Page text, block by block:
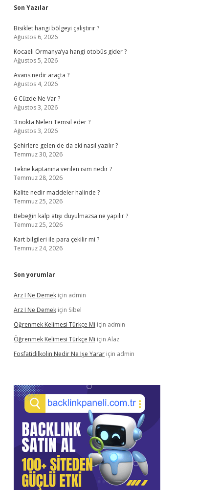
Sidebar
Son Yazılar
Bisiklet hangi bölgeyi çalıştırır ?
Ağustos 6, 2026
Kocaeli Ormanya’ya hangi otobüs gider ?
Ağustos 5, 2026
Avans nedir araçta ?
Ağustos 4, 2026
6 Cüzde Ne Var ?
Ağustos 3, 2026
3 nokta Neleri Temsil eder ?
Ağustos 3, 2026
Şehirlere gelen de da eki nasıl yazılır ?
Temmuz 30, 2026
Tekne kaptanına verilen isim nedir ?
Temmuz 28, 2026
Kalite nedir maddeler halinde ?
Temmuz 25, 2026
Bebeğin kalp atışı duyulmazsa ne yapılır ?
Temmuz 25, 2026
Kart bilgileri ile para çekilir mi ?
Temmuz 24, 2026
Son yorumlar
Arz I Ne Demek için admin
Arz I Ne Demek için Sibel
Öğrenmek Kelimesi Türkçe Mi için admin
Öğrenmek Kelimesi Türkçe Mi için Alaz
Fosfatidilkolin Nedir Ne Işe Yarar için admin